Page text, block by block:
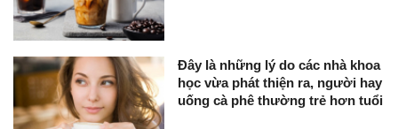
Đây là những lý do các nhà khoa
học vừa phát thiện ra, người hay
uống cà phê thường trẻ hơn tuổi